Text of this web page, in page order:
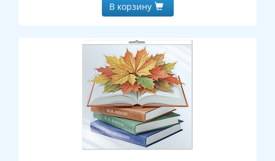
В корзину